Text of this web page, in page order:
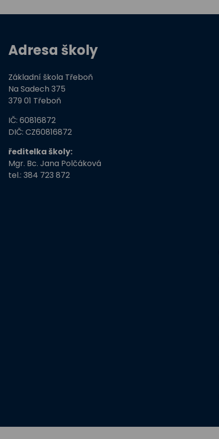
Adresa školy
Základní škola Třeboň
Na Sadech 375
379 01 Třeboň
IČ: 60816872
DIČ: CZ60816872
ředitelka školy:
Mgr. Bc. Jana Polčáková
tel.: 384 723 872